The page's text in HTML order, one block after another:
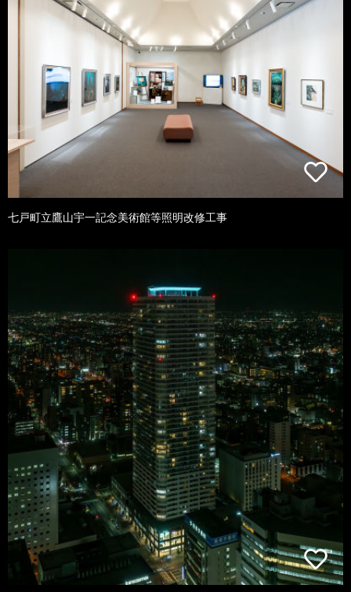
七戸町立鷹山宇一記念美術館等照明改修工事